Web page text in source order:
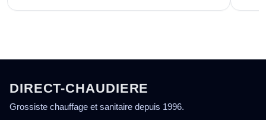
DIRECT-CHAUDIERE
Grossiste chauffage et sanitaire depuis 1996.